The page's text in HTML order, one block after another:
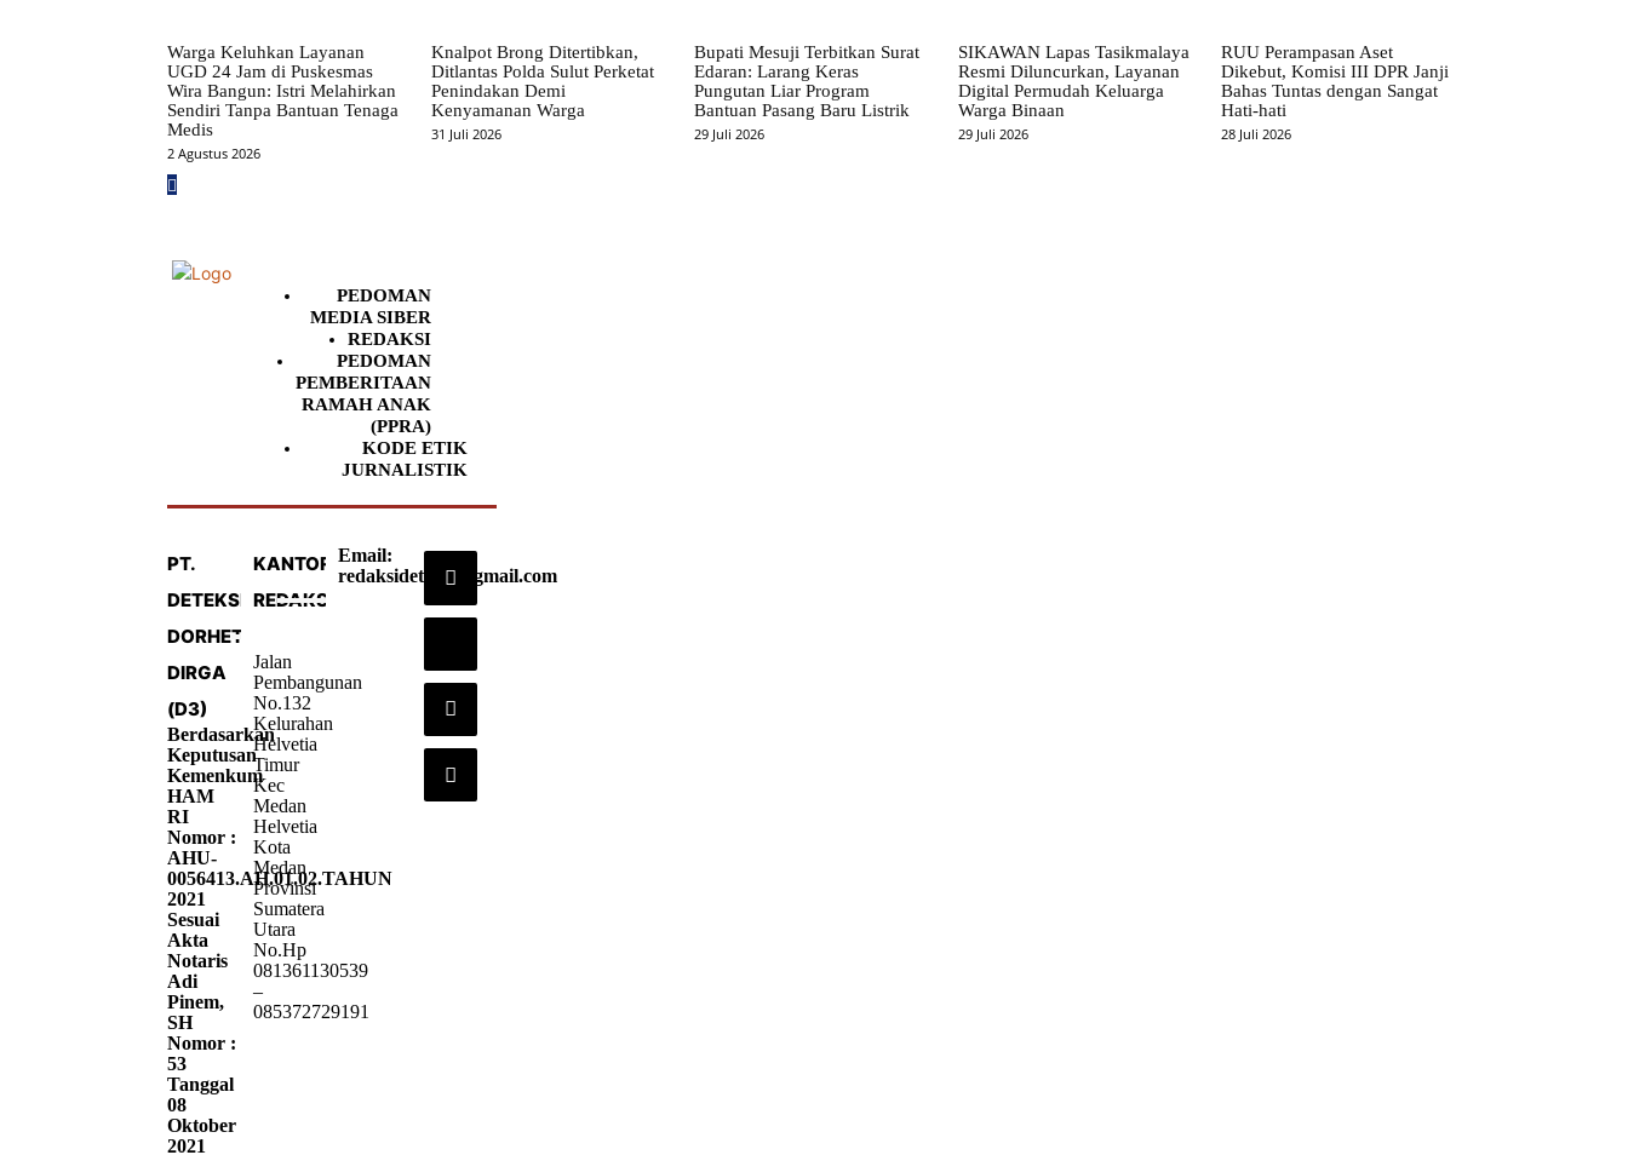
Warga Keluhkan Layanan
UGD 24 Jam di Puskesmas
Wira Bangun: Istri Melahirkan
Sendiri Tanpa Bantuan Tenaga
Medis
2 Agustus 2026
Knalpot Brong Ditertibkan,
Ditlantas Polda Sulut Perketat
Penindakan Demi
Kenyamanan Warga
31 Juli 2026
Bupati Mesuji Terbitkan Surat
Edaran: Larang Keras
Pungutan Liar Program
Bantuan Pasang Baru Listrik
29 Juli 2026
SIKAWAN Lapas Tasikmalaya
Resmi Diluncurkan, Layanan
Digital Permudah Keluarga
Warga Binaan
29 Juli 2026
RUU Perampasan Aset
Dikebut, Komisi III DPR Janji
Bahas Tuntas dengan Sangat
Hati-hati
28 Juli 2026
PEDOMAN
MEDIA SIBER
REDAKSI
PEDOMAN
PEMBERITAAN
RAMAH ANAK
(PPRA)
KODE ETIK
JURNALISTIK
PT.
DETEKSI
DORHETA
DIRGA
(D3)
Berdasarkan
Keputusan
Kemenkum
HAM
RI
Nomor :
AHU-
0056413.AH.01.02.TAHUN
2021
Sesuai
Akta
Notaris
Adi
Pinem,
SH
Nomor :
53
Tanggal
08
Oktober
2021
KANTOR
REDAKSI
Jalan
Pembangunan
No.132
Kelurahan
Helvetia
Timur
Kec
Medan
Helvetia
Kota
Medan
Provinsi
Sumatera
Utara
No.Hp
081361130539
–
085372729191
Email:
redaksideteksi@gmail.com